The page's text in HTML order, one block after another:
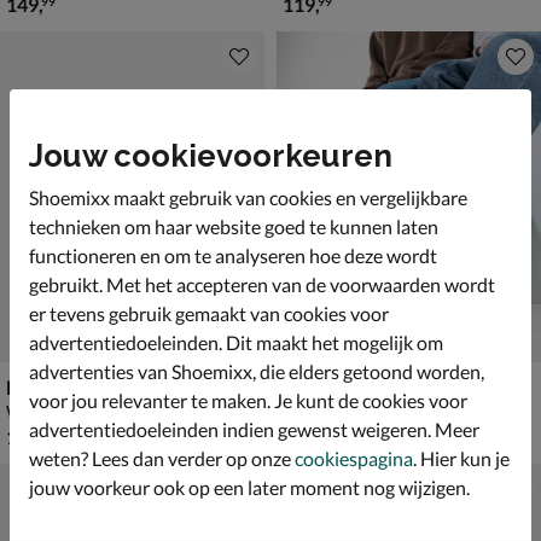
Ecco Receptor XP
Wandelschoenen - taupe
€ 159,99
159,99
Blundstone 1609
Chelseaboots - bruin
€ 219,99
219,99
Jouw cookievoorkeuren
Shoemixx maakt gebruik van cookies en vergelijkbare
technieken om haar website goed te kunnen laten
functioneren en om te analyseren hoe deze wordt
gebruikt. Met het accepteren van de voorwaarden wordt
er tevens gebruik gemaakt van cookies voor
advertentiedoeleinden. Dit maakt het mogelijk om
advertenties van Shoemixx, die elders getoond worden,
voor jou relevanter te maken. Je kunt de cookies voor
advertentiedoeleinden indien gewenst weigeren. Meer
weten? Lees dan verder op onzecookiespagina. Hier kun je
jouw voorkeur ook op een later moment nog wijzigen.